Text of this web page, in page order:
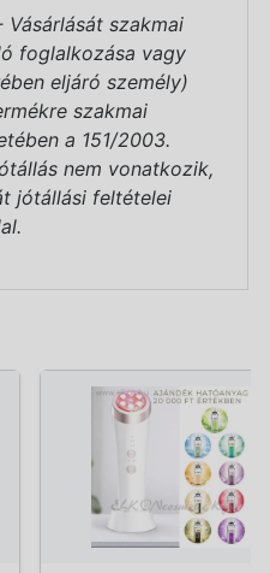
szakmai
foglalkozása vagy
eljáró személy)
szakmai
a 151/2003.
nem vonatkozik,
jótállási feltételei